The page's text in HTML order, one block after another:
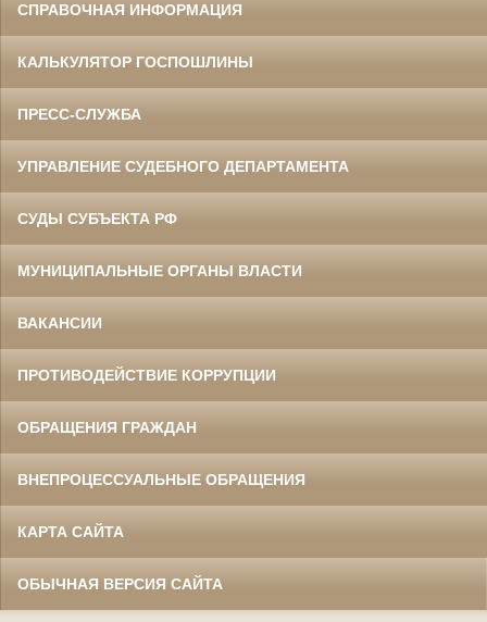
СПРАВОЧНАЯ ИНФОРМАЦИЯ
КАЛЬКУЛЯТОР ГОСПОШЛИНЫ
ПРЕСС-СЛУЖБА
УПРАВЛЕНИЕ СУДЕБНОГО ДЕПАРТАМЕНТА
СУДЫ СУБЪЕКТА РФ
МУНИЦИПАЛЬНЫЕ ОРГАНЫ ВЛАСТИ
ВАКАНСИИ
ПРОТИВОДЕЙСТВИЕ КОРРУПЦИИ
ОБРАЩЕНИЯ ГРАЖДАН
ВНЕПРОЦЕССУАЛЬНЫЕ ОБРАЩЕНИЯ
КАРТА САЙТА
ОБЫЧНАЯ ВЕРСИЯ САЙТА